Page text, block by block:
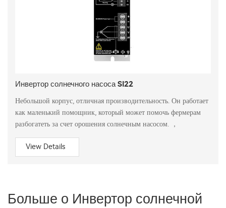
Инвертор солнечного насоса SI22
Небольшой корпус, отличная производительность. Он работает
как маленький помощник, который может помочь фермерам
разбогатеть за счет орошения солнечным насосом. ，
View Details
Больше о Инвертор солнечной